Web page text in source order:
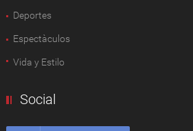
Deportes
Espectàculos
Vida y Estilo
Social